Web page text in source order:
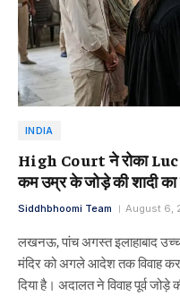
INDIA
High Court ने रोका
कम उम्र के जोड़े की शादी का
Siddhbhoomi Team August 6,
लखनऊ, पांच अगस्त इलाहाबाद
मंदिर को अगले आदेश तक विवाह
दिया है। अदालत ने विवाह पूर्व